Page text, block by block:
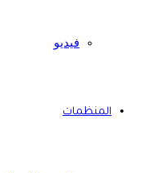
فيديو
المنظمات